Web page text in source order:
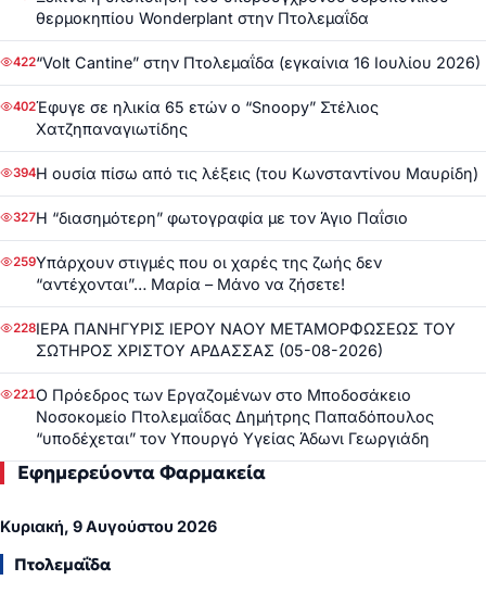
θερμοκηπίου Wonderplant στην Πτολεμαΐδα
422“Volt Cantine” στην Πτολεμαΐδα (εγκαίνια 16 Ιουλίου 2026)
402Έφυγε σε ηλικία 65 ετών ο “Snoopy” Στέλιος
Χατζηπαναγιωτίδης
394Η ουσία πίσω από τις λέξεις (του Κωνσταντίνου Μαυρίδη)
327Η “διασημότερη” φωτογραφία με τον Άγιο Παΐσιο
259Υπάρχουν στιγμές που οι χαρές της ζωής δεν
“αντέχονται”… Μαρία – Μάνο να ζήσετε!
228ΙΕΡΑ ΠΑΝΗΓΥΡΙΣ ΙΕΡΟΥ ΝΑΟΥ ΜΕΤΑΜΟΡΦΩΣΕΩΣ ΤΟΥ
ΣΩΤΗΡΟΣ ΧΡΙΣΤΟΥ ΑΡΔΑΣΣΑΣ (05-08-2026)
221Ο Πρόεδρος των Εργαζομένων στο Μποδοσάκειο
Νοσοκομείο Πτολεμαΐδας Δημήτρης Παπαδόπουλος
“υποδέχεται” τον Υπουργό Υγείας Άδωνι Γεωργιάδη
Εφημερεύοντα Φαρμακεία
Κυριακή, 9 Αυγούστου 2026
Πτολεμαΐδα